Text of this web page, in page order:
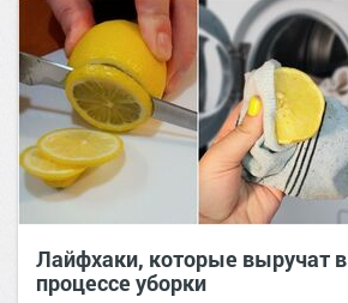
Лайфхаки, которые выручат в
процессе уборки